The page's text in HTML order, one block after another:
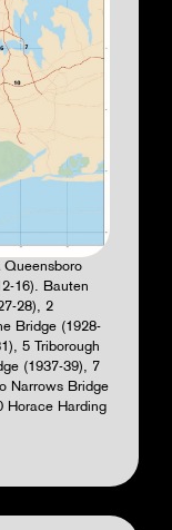
Queensboro
16). Bauten
28), 2
Bridge (1928-
5 Triborough
(1937-39), 7
Narrows Bridge
Horace Harding